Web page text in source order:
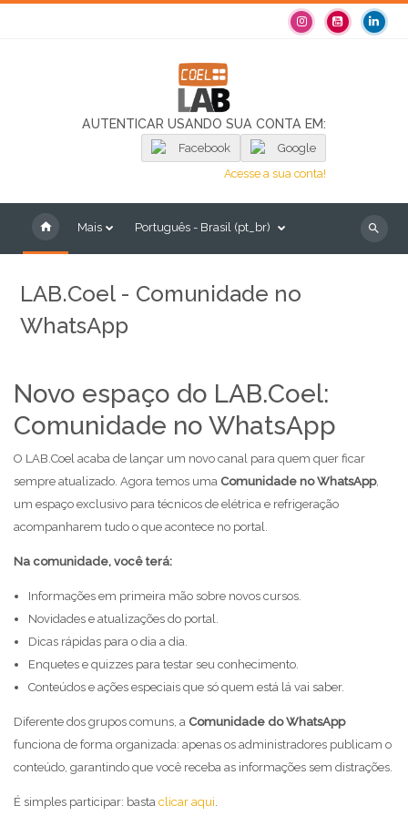
AUTENTICAR USANDO SUA CONTA EM:
Facebook
Google
Acesse a sua conta!
Mais
Português - Brasil ‎(pt_br)‎
LAB.Coel - Comunidade no
WhatsApp
Novo espaço do LAB.Coel:
Comunidade no WhatsApp
O LAB.Coel acaba de lançar um novo canal para quem quer ficar
sempre atualizado. Agora temos uma Comunidade no WhatsApp,
um espaço exclusivo para técnicos de elétrica e refrigeração
acompanharem tudo o que acontece no portal.
Na comunidade, você terá:
Informações em primeira mão sobre novos cursos.
Novidades e atualizações do portal.
Dicas rápidas para o dia a dia.
Enquetes e quizzes para testar seu conhecimento.
Conteúdos e ações especiais que só quem está lá vai saber.
Diferente dos grupos comuns, a Comunidade do WhatsApp
funciona de forma organizada: apenas os administradores publicam o
conteúdo, garantindo que você receba as informações sem distrações.
É simples participar: basta clicar aqui.